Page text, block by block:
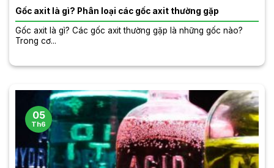
Gốc axit là gì? Phân loại các gốc axit thường gặp
Gốc axit là gì? Các gốc axit thường gặp là những gốc nào?
Trong cơ...
05
Th6